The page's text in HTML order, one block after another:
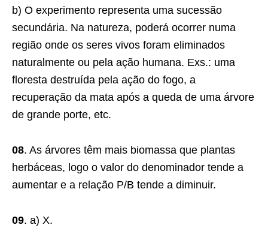
b) O experimento representa uma sucessão
secundária. Na natureza, poderá ocorrer numa
região onde os seres vivos foram eliminados
naturalmente ou pela ação humana. Exs.: uma
floresta destruída pela ação do fogo, a
recuperação da mata após a queda de uma árvore
de grande porte, etc.
08. As árvores têm mais biomassa que plantas
herbáceas, logo o valor do denominador tende a
aumentar e a relação P/B tende a diminuir.
09. a) X.